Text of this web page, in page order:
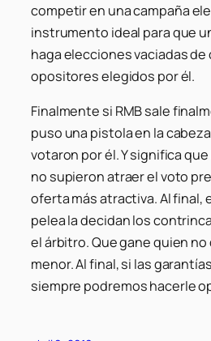
competir en una campaña
instrumento ideal para que
haga elecciones vaciadas
opositores elegidos por él.
Finalmente si RMB sale
puso una pistola en la
votaron por él. Y significa
no supieron atraer el voto
oferta más atractiva. Al final,
pelea la decidan los
el árbitro. Que gane quien
menor. Al final, si las
siempre podremos hacerle